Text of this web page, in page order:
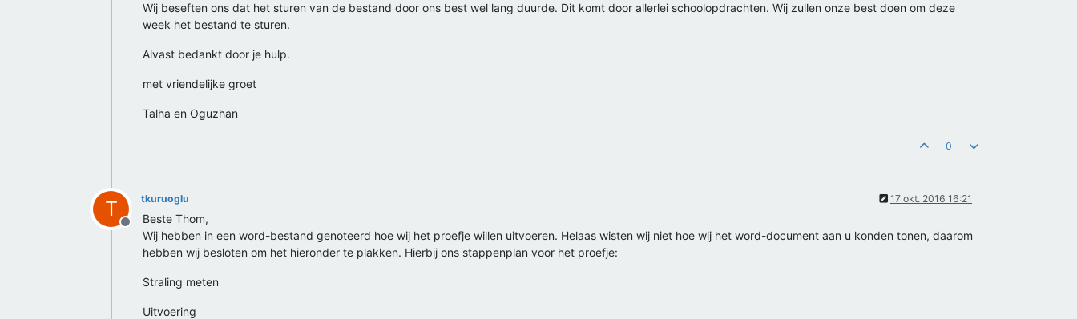
Wij beseften ons dat het sturen van de bestand door ons best wel lang duurde. Dit komt door allerlei schoolopdrachten. Wij zullen onze best doen om deze
week het bestand te sturen.
Alvast bedankt door je hulp.
met vriendelijke groet
Talha en Oguzhan
0
T
Offline
tkuruoglu 17 okt. 2016 16:21
Beste Thom,
Wij hebben in een word-bestand genoteerd hoe wij het proefje willen uitvoeren. Helaas wisten wij niet hoe wij het word-document aan u konden tonen, daarom
hebben wij besloten om het hieronder te plakken. Hierbij ons stappenplan voor het proefje:
Straling meten
Uitvoering